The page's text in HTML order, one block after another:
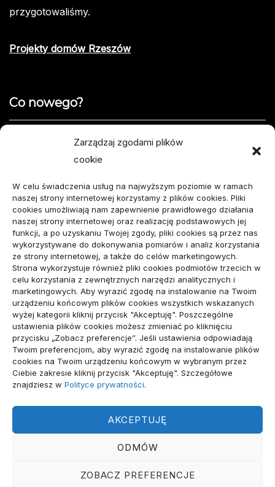
Zarządzaj zgodami plików
cookie
W celu świadczenia usług na najwyższym poziomie w ramach
naszej strony internetowej korzystamy z plików cookies. Pliki
cookies umożliwiają nam zapewnienie prawidłowego działania
naszej strony internetowej oraz realizację podstawowych jej
funkcji, a po uzyskaniu Twojej zgody, pliki cookies są przez nas
wykorzystywane do dokonywania pomiarów i analiz korzystania
ze strony internetowej, a także do celów marketingowych.
Strona wykorzystuje również pliki cookies podmiotów trzecich w
celu korzystania z zewnętrznych narzędzi analitycznych i
marketingowych. Aby wyrazić zgodę na instalowanie na Twoim
urządzeniu końcowym plików cookies wszystkich wskazanych
wyżej kategorii kliknij przycisk "Akceptuję". Poszczególne
ustawienia plików cookies możesz zmieniać po kliknięciu
przycisku „Zobacz preferencje”. Jeśli ustawienia odpowiadają
Twoim preferencjom, aby wyrazić zgodę na instalowanie plików
cookies na Twoim urządzeniu końcowym w wybranym przez
Ciebie zakresie kliknij przycisk "Akceptuję". Szczegółowe
znajdziesz w Polityce prywatności.
AKCEPTUJĘ
ODMÓW
ZOBACZ PREFERENCJE
przygotowaliśmy.
Projekty domów Rzeszów
Co nowego?
Jak opisać usterkę telefonu w formularzu naprawy
Projekty domów do 100 m² – jak zmieścić wszystko,
czego potrzebujesz?
Amortyzator Audi A6 C7 – najczęstsze usterki i
sposoby naprawy
Komunikacja marki osobistej przed kontaktem z
mediami
wizytówka nap
Archiwa
POLITYKA PLIKÓW COOKIES (EU)|POLITYKA